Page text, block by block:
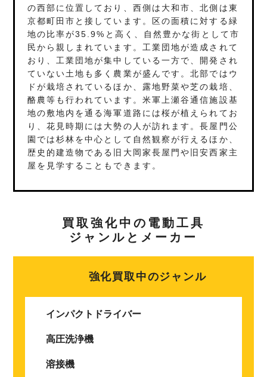
の西部に位置しており、西側は大和市、北側は東
京都町田市と接しています。区の面積に対する緑
地の比率が35.9%と高く、自然豊かな街として市
民から親しまれています。工業団地が造成されて
おり、工業団地が集中している一方で、開発され
ていない土地も多く農業が盛んです。北部ではウ
ドが栽培されているほか、露地野菜や芝の栽培、
酪農等も行われています。米軍上瀬谷通信施設基
地の敷地内を通る海軍道路には桜が植えられてお
り、花見時期には大勢の人が訪れます。長屋門公
園では杉林を中心として自然観察が行えるほか、
歴史的建造物である旧大岡家長屋門や旧安西家主
屋を見学することもできます。
買取強化中の電動工具
ジャンルとメーカー
強化買取中のジャンル
インパクトドライバー
高圧洗浄機
溶接機